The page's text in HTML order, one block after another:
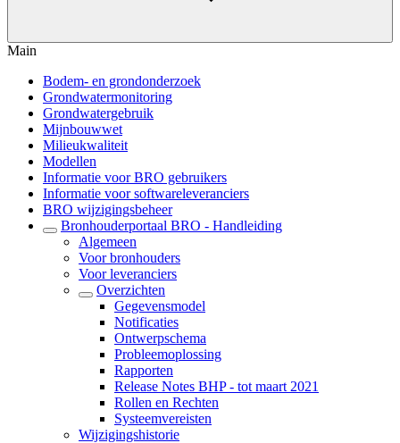
Main
Bodem- en grondonderzoek
Grondwatermonitoring
Grondwatergebruik
Mijnbouwwet
Milieukwaliteit
Modellen
Informatie voor BRO gebruikers
Informatie voor softwareleveranciers
BRO wijzigingsbeheer
Bronhouderportaal BRO - Handleiding
Algemeen
Voor bronhouders
Voor leveranciers
Overzichten
Gegevensmodel
Notificaties
Ontwerpschema
Probleemoplossing
Rapporten
Release Notes BHP - tot maart 2021
Rollen en Rechten
Systeemvereisten
Wijzigingshistorie